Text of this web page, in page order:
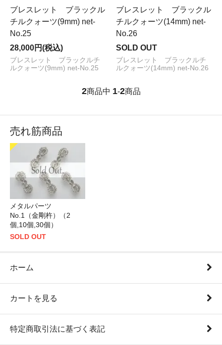
ブレスレット ブラックル
チルクォーツ(9mm) net-
No.25
28,000円(税込)
ブレスレット ブラックルチ
ルクォーツ(9mm) net-No.25
ブレスレット ブラックル
チルクォーツ(14mm) net-
No.26
SOLD OUT
ブレスレット ブラックルチ
ルクォーツ(14mm) net-No.26
2商品中 1-2商品
売れ筋商品
メタルパーツ
No.1（金剛杵）（2
個,10個,30個）
SOLD OUT
ホーム
カートを見る
特定商取引法に基づく表記